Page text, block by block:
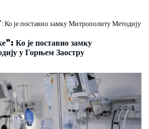
Ко је поставио замку
у Горњем Заостру